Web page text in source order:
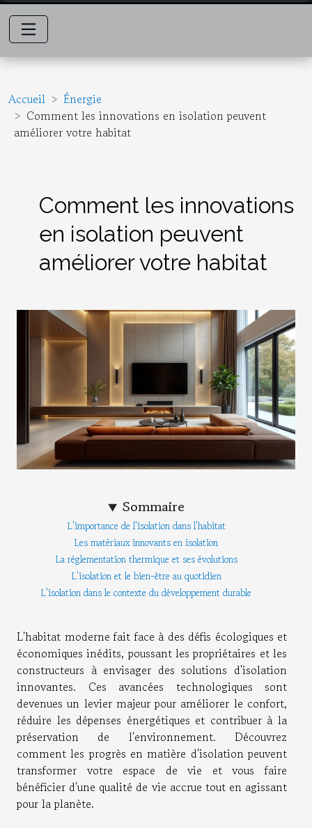
Accueil
Énergie
Comment les innovations en isolation peuvent
améliorer votre habitat
Comment les innovations
en isolation peuvent
améliorer votre habitat
Sommaire
L'importance de l'isolation dans l'habitat
Les matériaux innovants en isolation
La réglementation thermique et ses évolutions
L'isolation et le bien-être au quotidien
L'isolation dans le contexte du développement durable
L'habitat moderne fait face à des défis écologiques et
économiques inédits, poussant les propriétaires et les
constructeurs à envisager des solutions d'isolation
innovantes. Ces avancées technologiques sont
devenues un levier majeur pour améliorer le confort,
réduire les dépenses énergétiques et contribuer à la
préservation de l'environnement. Découvrez
comment les progrès en matière d'isolation peuvent
transformer votre espace de vie et vous faire
bénéficier d'une qualité de vie accrue tout en agissant
pour la planète.